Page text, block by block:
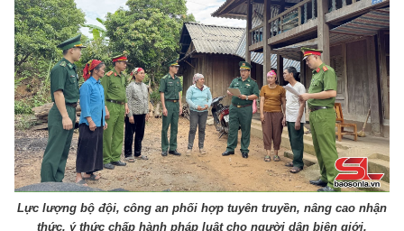
Lực lượng bộ đội, công an phối hợp tuyên truyền, nâng cao nhận
thức, ý thức chấp hành pháp luật cho người dân biên giới.